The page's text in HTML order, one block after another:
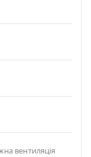
вентиляція